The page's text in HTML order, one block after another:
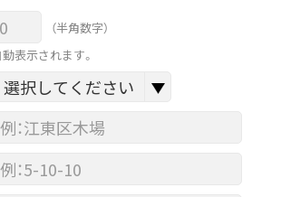
（半角数字）
表示されます。